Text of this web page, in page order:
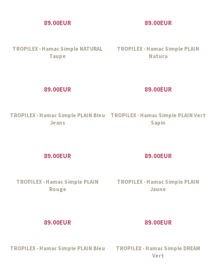
89.00EUR 89.00EUR
TROPILEX - Hamac Simple NATURAL
Taupe
89.00EUR
TROPILEX - Hamac Simple PLAIN
Natura
89.00EUR
TROPILEX - Hamac Simple PLAIN Bleu
Jeans
89.00EUR
TROPILEX - Hamac Simple PLAIN Vert
Sapin
89.00EUR
TROPILEX - Hamac Simple PLAIN
Rouge
89.00EUR
TROPILEX - Hamac Simple PLAIN
Jaune
89.00EUR
TROPILEX - Hamac Simple PLAIN Bleu
TROPILEX - Hamac Simple DREAM
Vert